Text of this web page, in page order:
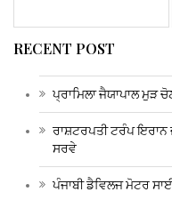
RECENT POST
ਪ੍ਰਾਮਿਲਾ ਜੈਯਾਪਾਲ ਮੁੜ
ਰਾਸ਼ਟਰਪਤੀ ਟਰੰਪ ਇਰਾਨ
ਸਰਵੇ
ਪੰਜਾਬੀ ਡੈਵਿਲਜ ਮੋਟਰ